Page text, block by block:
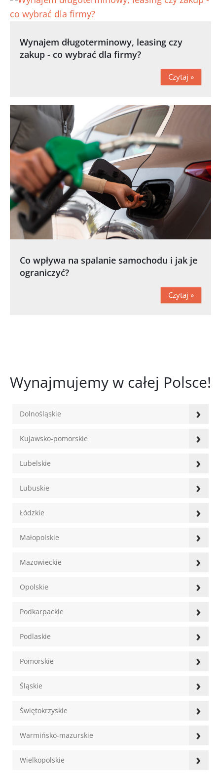
Wynajem długoterminowy, leasing czy
zakup - co wybrać dla firmy?
Czytaj »
Co wpływa na spalanie samochodu i jak je
ograniczyć?
Czytaj »
Wynajmujemy w całej Polsce!
Dolnośląskie ›
Kujawsko-pomorskie ›
Lubelskie ›
Lubuskie ›
Łódzkie ›
Małopolskie ›
Mazowieckie ›
Opolskie ›
Podkarpackie ›
Podlaskie ›
Pomorskie ›
Śląskie ›
Świętokrzyskie ›
Warmińsko-mazurskie ›
Wielkopolskie ›